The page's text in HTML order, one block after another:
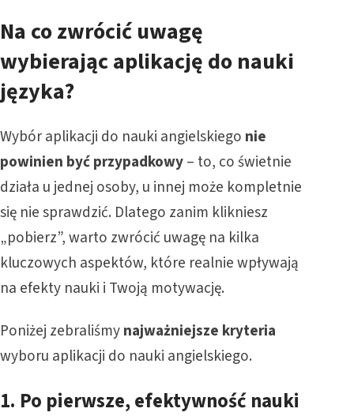
Na co zwrócić uwagę
wybierając aplikację do nauki
języka?
Wybór aplikacji do nauki angielskiego nie
powinien być przypadkowy– to, co świetnie
działa u jednej osoby, u innej może kompletnie
się nie sprawdzić. Dlatego zanim klikniesz
„pobierz”, warto zwrócić uwagę na kilka
kluczowych aspektów, które realnie wpływają
na efekty nauki i Twoją motywację.
Poniżej zebraliśmynajważniejsze kryteria
wyboru aplikacji do nauki angielskiego.
1. Po pierwsze,efektywność nauki